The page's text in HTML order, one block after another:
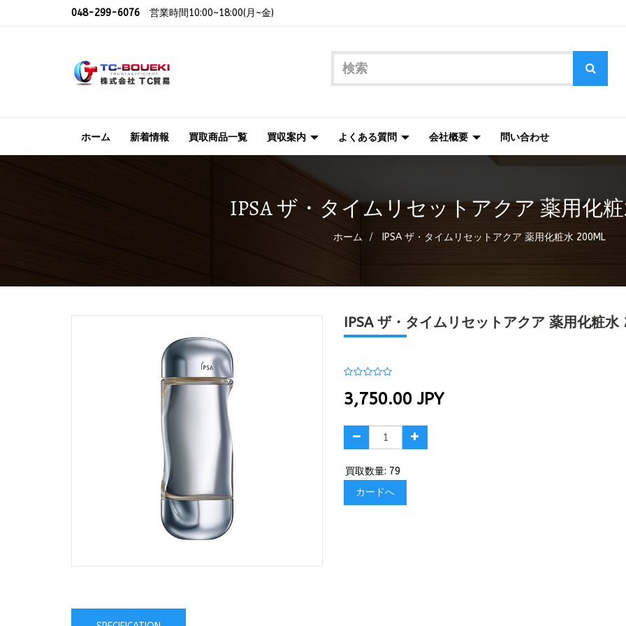
048-299-6076 営業時間10:00~18:00(月~金)
ホーム 新着情報 買取商品一覧 買収案内 よくある質問 会社概要 問い合わせ
IPSA ザ・タイムリセットアクア 薬用化
ホーム IPSA ザ・タイムリセットアクア 薬用化粧水 200ML
IPSA ザ・タイムリセットアクア 薬用化粧
3,750.00 JPY
買取数量: 79
カードへ